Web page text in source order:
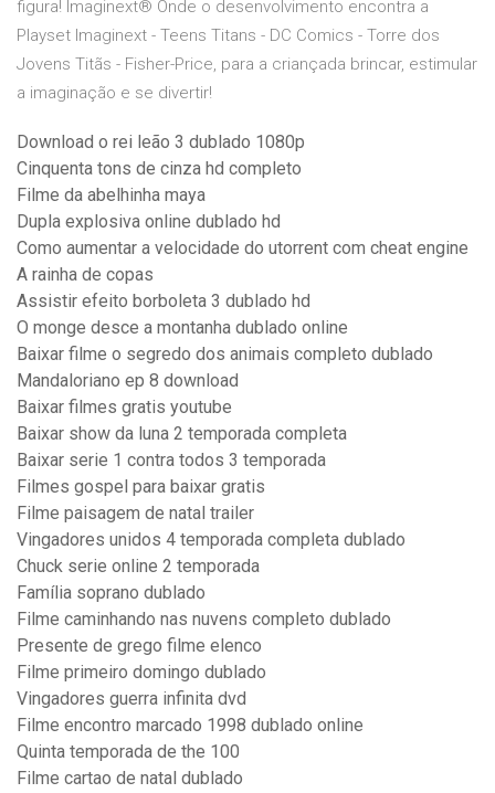
figura! Imaginext® Onde o desenvolvimento encontra a
Playset Imaginext - Teens Titans - DC Comics - Torre dos
Jovens Titãs - Fisher-Price, para a criançada brincar, estimular
a imaginação e se divertir!
Download o rei leão 3 dublado 1080p
Cinquenta tons de cinza hd completo
Filme da abelhinha maya
Dupla explosiva online dublado hd
Como aumentar a velocidade do utorrent com cheat engine
A rainha de copas
Assistir efeito borboleta 3 dublado hd
O monge desce a montanha dublado online
Baixar filme o segredo dos animais completo dublado
Mandaloriano ep 8 download
Baixar filmes gratis youtube
Baixar show da luna 2 temporada completa
Baixar serie 1 contra todos 3 temporada
Filmes gospel para baixar gratis
Filme paisagem de natal trailer
Vingadores unidos 4 temporada completa dublado
Chuck serie online 2 temporada
Família soprano dublado
Filme caminhando nas nuvens completo dublado
Presente de grego filme elenco
Filme primeiro domingo dublado
Vingadores guerra infinita dvd
Filme encontro marcado 1998 dublado online
Quinta temporada de the 100
Filme cartao de natal dublado